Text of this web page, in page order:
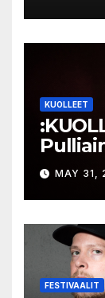
KUOLLEET
MAY 31,
FESTIVAALIT